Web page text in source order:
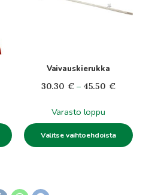
Vaivauskierukka
30.30 € – 45.50 €
45.50€
Varasto loppu
Valitse vaihtoehdoista